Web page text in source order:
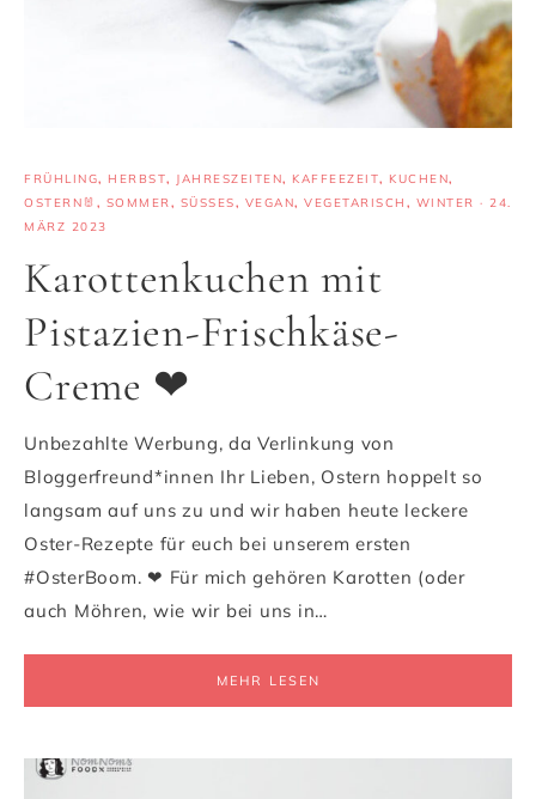
FRÜHLING, HERBST, JAHRESZEITEN, KAFFEEZEIT, KUCHEN,
OSTERN🐰 , SOMMER, SÜSSES , VEGAN, VEGETARISCH , WINTER · 24.
MÄRZ 2023
Karottenkuchen mit
Pistazien-Frischkäse-
Creme ❤
Unbezahlte Werbung, da Verlinkung von
Bloggerfreund*innen Ihr Lieben, Ostern hoppelt so
langsam auf uns zu und wir haben heute leckere
Oster-Rezepte für euch bei unserem ersten
#OsterBoom. ❤ Für mich gehören Karotten (oder
auch Möhren, wie wir bei uns in…
MEHR LESEN